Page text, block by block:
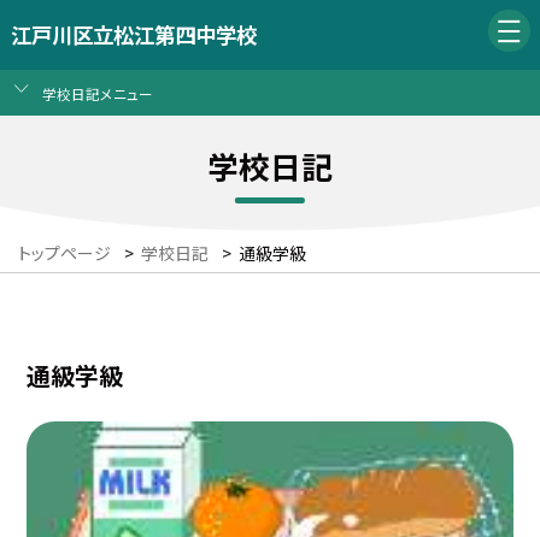
江戸川区立松江第四中学校
学校日記メニュー
学校日記
トップページ > 学校日記 > 通級学級
通級学級